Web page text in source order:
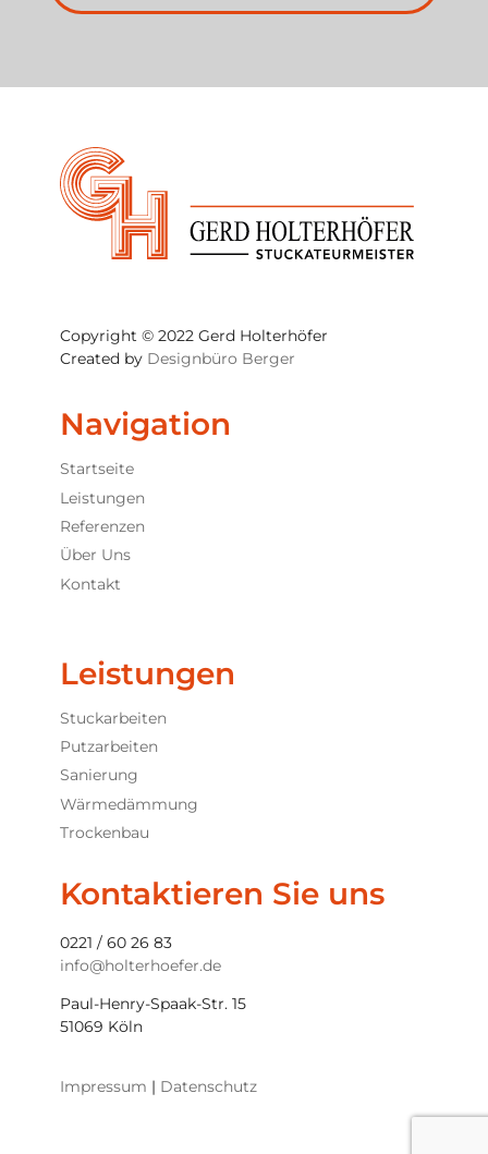
Copyright © 2022 Gerd Holterhöfer
Created by Designbüro Berger
Navigation
Startseite
Leistungen
Referenzen
Über Uns
Kontakt
Leistungen
Stuckarbeiten
Putzarbeiten
Sanierung
Wärmedämmung
Trockenbau
Kontaktieren Sie uns
0221 / 60 26 83
info@holterhoefer.de
Paul-Henry-Spaak-Str. 15
51069 Köln
Impressum | Datenschutz